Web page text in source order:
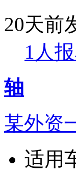
20天前
1人
轴
某外资
适用